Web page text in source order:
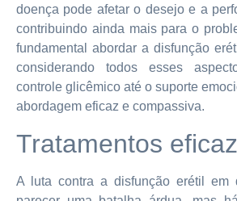
doença pode afetar o desejo e a
contribuindo ainda mais para o
fundamental abordar a disfunção
considerando todos esses
controle glicêmico até o suporte
abordagem eficaz e compassiva.
Tratamentos
A luta contra a disfunção erétil em